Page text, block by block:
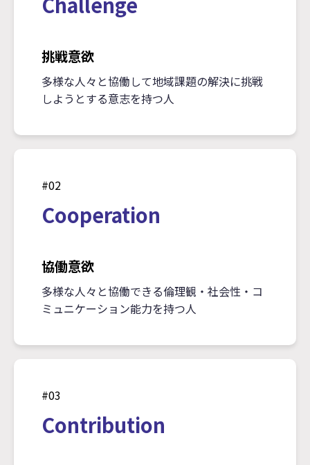
挑戦意欲
多様な人々と協働して地域課題の解決に挑戦
しようとする意志を持つ人
#02
Cooperation
協働意欲
多様な人々と協働できる倫理観・社会性・コ
ミュニケーション能力を持つ人
#03
Contribution